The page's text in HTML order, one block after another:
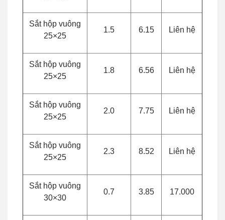
Sắt hộp vuông
25×25
1.5 6.15 Liên hệ
Sắt hộp vuông
25×25
1.8 6.56 Liên hệ
Sắt hộp vuông
25×25
2.0 7.75 Liên hệ
Sắt hộp vuông
25×25
2.3 8.52 Liên hệ
Sắt hộp vuông
30×30
0.7 3.85 17.000